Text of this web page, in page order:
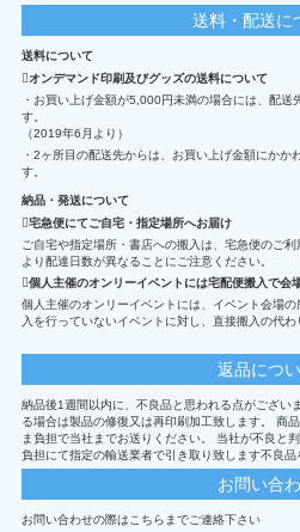
送料・配送に
送料について
オンデマンド印刷及びグッズの送料について
・お買い上げ金額が5,000円未満の場合には、配送
す。
（2019年6月より）
・2ヶ所目の配送先からは、お買い上げ金額にかか
す。
納品・発送について
宅急便にてご自宅・指定場所へお届け
ご自宅や指定場所・書店への搬入は、宅急便のご
より配達日数が異なることにご注意ください。
個人主催のオンリーイベントには宅配便搬入で会
個人主催のオンリーイベントには、イベント会場
入を行っていないイベントに対し、直接搬入の代わ
返品につ
納品後1週間以内に、不良品と思われる点がござい
る場合は製品の修復又は再印刷加工致します。 商
ま負担で当社までお送りください。 当社が不良と
負担にて指定の輸送業者で引き取り致します不良品
お問い合
お問い合わせの際はこちらまでご連絡下さい